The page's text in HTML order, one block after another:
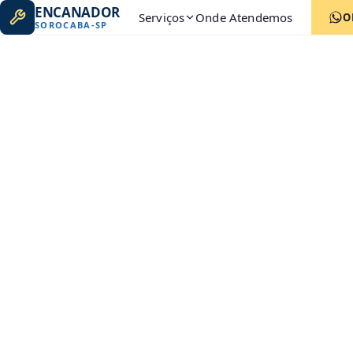
ENCANADOR
SOROCABA-SP Serviços Onde Atendemos